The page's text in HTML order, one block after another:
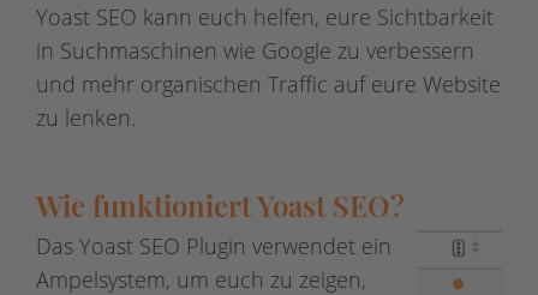
Yoast SEO kann euch helfen, eure Sichtbarkeit
in Suchmaschinen wie Google zu verbessern
und mehr organischen Traffic auf eure Website
zu lenken.
Wie funktioniert Yoast SEO?
Das Yoast SEO Plugin verwendet ein
Ampelsystem, um euch zu zeigen,